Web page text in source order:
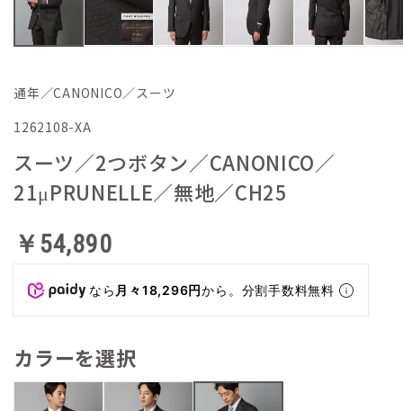
通年／CANONICO／スーツ
1262108-XA
スーツ／2つボタン／CANONICO／
21μPRUNELLE／無地／CH25
￥54,890
なら 月々18,296円から。分割手数料無料
カラーを選択